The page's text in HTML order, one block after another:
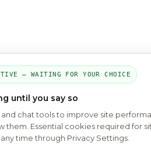
— WAITING FOR YOUR CHOICE
until you say so
chat tools to improve site
them. Essential cookies required for
time through Privacy Settings.